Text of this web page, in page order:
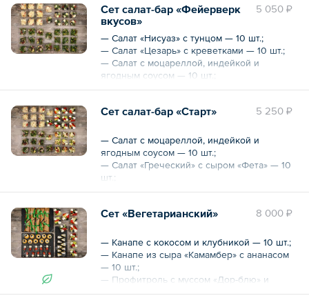
— Канапе с ростбифом на бородинском
хлебе — 10 шт.
Общий вес – 1.2 кг
5 050 ₽
Сет салат-бар «Фейерверк
вкусов»
— Салат «Нисуаз» с тунцом — 10 шт.;
— Салат «Цезарь» с креветками — 10 шт.;
— Салат с моцареллой, индейкой и
ягодным соусом — 10 шт.;
— Салат овощной с авокадо — 10 шт.
Общий вес – 1320 г 5 250 ₽
Сет салат-бар «Старт»
— Салат с моцареллой, индейкой и
ягодным соусом — 10 шт.;
— Салат «Греческий» с сыром «Фета» — 10
шт.;
— Салат с креветками, вялеными томатами,
— Салат «Цезарь» с курицей — 10 шт.
Общий вес – 1220 г
8 000 ₽
Сет «Вегетарианский»
— Канапе с кокосом и клубникой — 10 шт.;
— Канапе из сыра «Камамбер» с ананасом
— 10 шт.;
— Профитроль с муссом «Дор-блю» и
голубикой — 10 шт.;